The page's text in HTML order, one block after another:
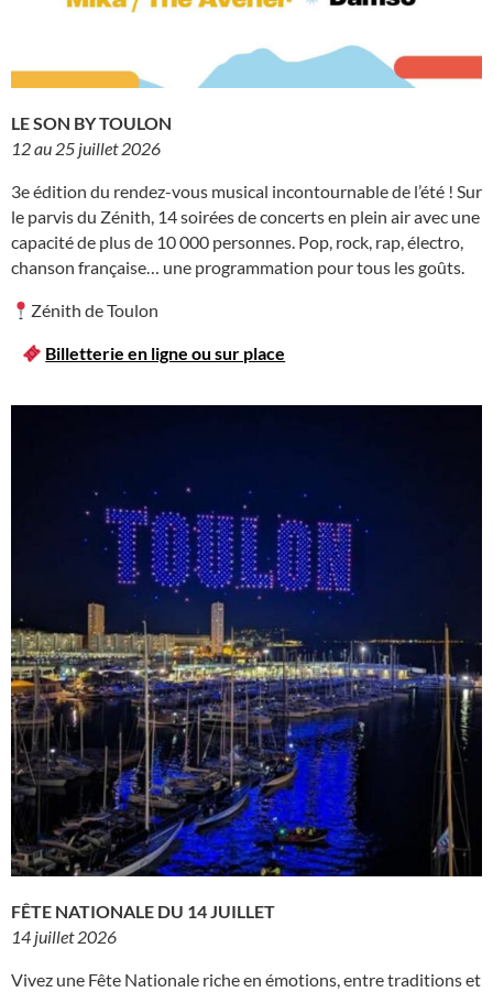
LE SON BY TOULON
12 au 25 juillet 2026
3e édition du rendez-vous musical incontournable de l’été ! Sur
le parvis du Zénith, 14 soirées de concerts en plein air avec une
capacité de plus de 10 000 personnes. Pop, rock, rap, électro,
chanson française… une programmation pour tous les goûts.
Zénith de Toulon
Billetterie en ligne ou sur place
FÊTE NATIONALE DU 14 JUILLET
14 juillet 2026
Vivez une Fête Nationale riche en émotions, entre traditions et